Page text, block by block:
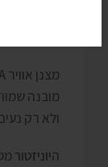
מצנן אוויר BRIZA מגיע עם
מובנה
ולא רק
היוניזטור